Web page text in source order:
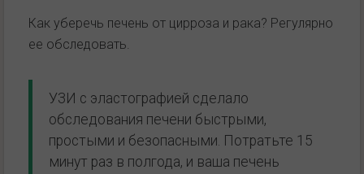
Как уберечь печень от цирроза и рака? Регулярно
ее обследовать.
УЗИ с эластографией сделало
обследования печени быстрыми,
простыми и безопасными. Потратьте 15
минут раз в полгода, и ваша печень